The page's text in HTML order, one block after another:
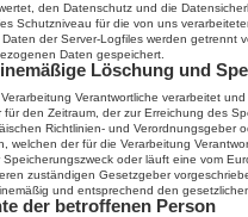
den Datenschutz und die
Schutzniveau für die von uns
der Server-Logfiles werden
Daten gespeichert.
Löschung und
Verantwortliche verarbeitet
für den Zeitraum, der zur Erreichung des
Richtlinien- und Verordnungsgeber
welchen der für die Verarbeitung
Speicherungszweck oder läuft eine vom
zuständigen Gesetzgeber
und entsprechend den
der betroffenen Person